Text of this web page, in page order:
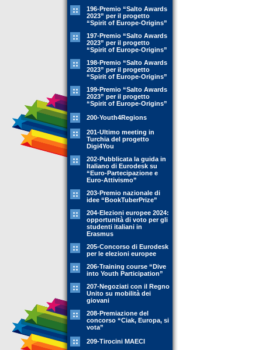
196-Premio “Salto Awards
2023” per il progetto
“Spirit of Europe-Origins”
197-Premio “Salto Awards
2023” per il progetto
“Spirit of Europe-Origins”
198-Premio “Salto Awards
2023” per il progetto
“Spirit of Europe-Origins”
199-Premio “Salto Awards
2023” per il progetto
“Spirit of Europe-Origins”
200-Youth4Regions
201-Ultimo meeting in
Turchia del progetto
Digi4You
202-Pubblicata la guida in
Italiano di Eurodesk su
“Euro-Partecipazione e
Euro-Attivismo”
203-Premio nazionale di
idee “BookTuberPrize”
204-Elezioni europee 2024:
opportunità di voto per gli
studenti italiani in
Erasmus
205-Concorso di Eurodesk
per le elezioni europee
206-Training course “Dive
into Youth Participation”
207-Negoziati con il Regno
Unito su mobilità dei
giovani
208-Premiazione del
concorso “Ciak, Europa, si
vota”
209-Tirocini MAECI